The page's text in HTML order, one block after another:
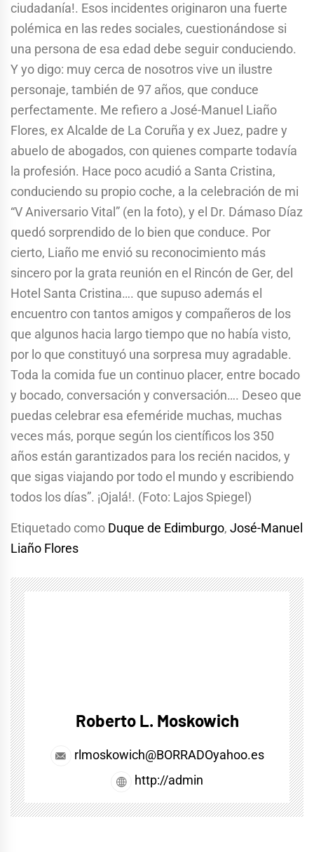
ciudadanía!. Esos incidentes originaron una fuerte
polémica en las redes sociales, cuestionándose si
una persona de esa edad debe seguir conduciendo.
Y yo digo: muy cerca de nosotros vive un ilustre
personaje, también de 97 años, que conduce
perfectamente. Me refiero a José-Manuel Liaño
Flores, ex Alcalde de La Coruña y ex Juez, padre y
abuelo de abogados, con quienes comparte todavía
la profesión. Hace poco acudió a Santa Cristina,
conduciendo su propio coche, a la celebración de mi
“V Aniversario Vital” (en la foto), y el Dr. Dámaso Díaz
quedó sorprendido de lo bien que conduce. Por
cierto, Liaño me envió su reconocimiento más
sincero por la grata reunión en el Rincón de Ger, del
Hotel Santa Cristina…. que supuso además el
encuentro con tantos amigos y compañeros de los
que algunos hacia largo tiempo que no había visto,
por lo que constituyó una sorpresa muy agradable.
Toda la comida fue un continuo placer, entre bocado
y bocado, conversación y conversación…. Deseo que
puedas celebrar esa efeméride muchas, muchas
veces más, porque según los científicos los 350
años están garantizados para los recién nacidos, y
que sigas viajando por todo el mundo y escribiendo
todos los días”. ¡Ojalá!. (Foto: Lajos Spiegel)
Etiquetado como Duque de Edimburgo, José-Manuel
Liaño Flores
Roberto L. Moskowich
rlmoskowich@BORRADOyahoo.es
http://admin